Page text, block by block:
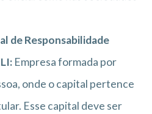
de Responsabilidade
Empresa formada por
onde o capital pertence
Esse capital deve ser